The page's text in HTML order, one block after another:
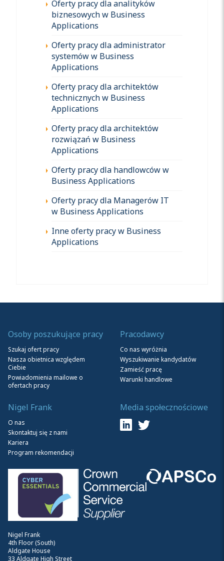
Oferty pracy dla analityków
biznesowych w Business
Applications
Oferty pracy dla administrator
systemów w Business
Applications
Oferty pracy dla architektów
technicznych w Business
Applications
Oferty pracy dla architektów
rozwiązań w Business
Applications
Oferty pracy dla handlowców w
Business Applications
Oferty pracy dla Managerów IT
w Business Applications
Inne oferty pracy w Business
Applications
Nigel Frank
4th Floor (South)
Aldgate House
33 Aldgate High Street
Osoby poszukujące pracy
Szukaj ofert pracy
Nasza obietnica względem
Ciebie
Powiadomienia mailowe o
ofertach pracy
Pracodawcy
Co nas wyróżnia
Wyszukiwanie kandydatów
Zamieść pracę
Warunki handlowe
Nigel Frank
O nas
Skontaktuj się z nami
Kariera
Program rekomendacji
Media społecznościowe